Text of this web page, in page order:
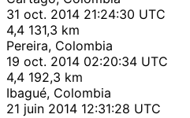
31 oct. 2014 21:24:30 UTC
4,4 131,3 km
Pereira, Colombia
19 oct. 2014 02:20:34 UTC
4,4 192,3 km
Ibagué, Colombia
21 juin 2014 12:31:28 UTC